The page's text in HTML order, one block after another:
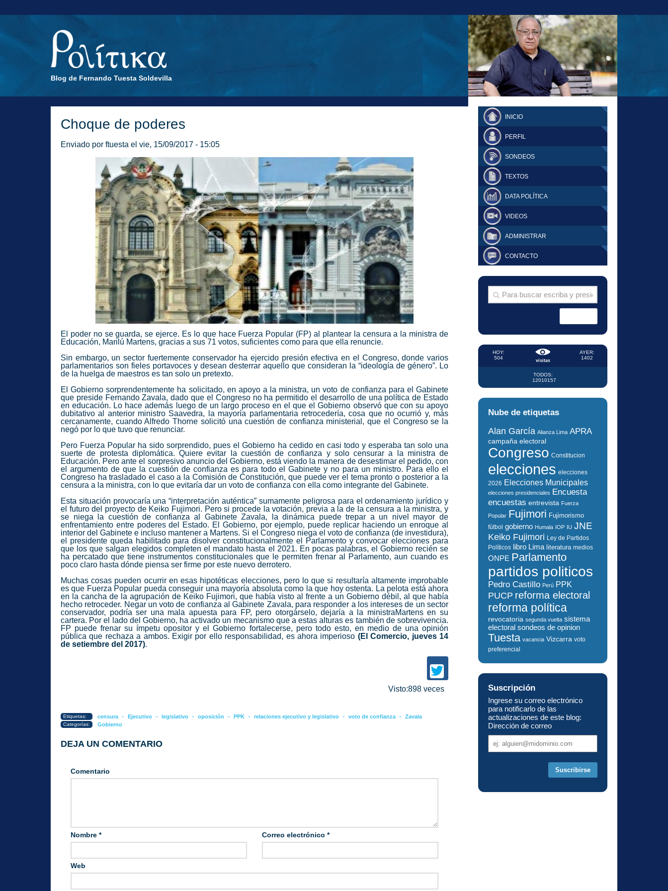
Blog de Fernando Tuesta Soldevilla
FERNANDO TUESTA SUPLEMENTO
DOMINGO
Choque de poderes
Enviado por ftuesta el vie, 15/09/2017 - 15:05
El poder no se guarda, se ejerce. Es lo que hace Fuerza Popular (FP) al plantear la censura a la ministra de
Educación, Marilú Martens, gracias a sus 71 votos, suficientes como para que ella renuncie.
Sin embargo, un sector fuertemente conservador ha ejercido presión efectiva en el Congreso, donde varios
parlamentarios son fieles portavoces y desean desterrar aquello que consideran la “ideología de género”. Lo
de la huelga de maestros es tan solo un pretexto.
El Gobierno sorprendentemente ha solicitado, en apoyo a la ministra, un voto de confianza para el Gabinete
que preside Fernando Zavala, dado que el Congreso no ha permitido el desarrollo de una política de Estado
en educación. Lo hace además luego de un largo proceso en el que el Gobierno observó que con su apoyo
dubitativo al anterior ministro Saavedra, la mayoría parlamentaria retrocedería, cosa que no ocurrió y, más
cercanamente, cuando Alfredo Thorne solicitó una cuestión de confianza ministerial, que el Congreso se la
negó por lo que tuvo que renunciar.
Pero Fuerza Popular ha sido sorprendido, pues el Gobierno ha cedido en casi todo y esperaba tan solo una
suerte de protesta diplomática. Quiere evitar la cuestión de confianza y solo censurar a la ministra de
Educación. Pero ante el sorpresivo anuncio del Gobierno, está viendo la manera de desestimar el pedido, con
el argumento de que la cuestión de confianza es para todo el Gabinete y no para un ministro. Para ello el
Congreso ha trasladado el caso a la Comisión de Constitución, que puede ver el tema pronto o posterior a la
censura a la ministra, con lo que evitaría dar un voto de confianza con ella como integrante del Gabinete.
Esta situación provocaría una “interpretación auténtica” sumamente peligrosa para el ordenamiento jurídico y
el futuro del proyecto de Keiko Fujimori. Pero si procede la votación, previa a la de la censura a la ministra, y
se niega la cuestión de confianza al Gabinete Zavala, la dinámica puede trepar a un nivel mayor de
enfrentamiento entre poderes del Estado. El Gobierno, por ejemplo, puede replicar haciendo un enroque al
interior del Gabinete e incluso mantener a Martens. Si el Congreso niega el voto de confianza (de investidura),
el presidente queda habilitado para disolver constitucionalmente el Parlamento y convocar elecciones para
que los que salgan elegidos completen el mandato hasta el 2021. En pocas palabras, el Gobierno recién se
ha percatado que tiene instrumentos constitucionales que le permiten frenar al Parlamento, aun cuando es
poco claro hasta dónde piensa ser firme por este nuevo derrotero.
Muchas cosas pueden ocurrir en esas hipotéticas elecciones, pero lo que si resultaría altamente improbable
es que Fuerza Popular pueda conseguir una mayoría absoluta como la que hoy ostenta. La pelota está ahora
en la cancha de la agrupación de Keiko Fujimori, que había visto al frente a un Gobierno débil, al que había
hecho retroceder. Negar un voto de confianza al Gabinete Zavala, para responder a los intereses de un sector
conservador, podría ser una mala apuesta para FP, pero otorgárselo, dejaría a la ministraMartensen su
cartera. Por el lado del Gobierno, ha activado un mecanismo que a estas alturas es también de sobrevivencia.
FP puede frenar su ímpetu opositor y el Gobierno fortalecerse, pero todo esto, en medio de una opinión
pública que rechaza a ambos. Exigir por ello responsabilidad, es ahora imperioso (El Comercio, jueves 14
de setiembre del 2017).
Visto:898 veces
Etiquetas: censura - Ejecutivo - legislativo - oposición - PPK - relaciones ejecutivo y legislativo - voto de confianza - Zavala
Categorías: Gobierno
DEJA UN COMENTARIO
Comentario
Nombre * Correo electrónico *
Web
INICIO
PERFIL
SONDEOS
TEXTOS
DATA POLÍTICA
VIDEOS
ADMINISTRAR
CONTACTO
visitas
HOY:
504
AYER:
1402
TODOS:
12010157
Nube de etiquetas
Alan García Alianza Lima APRA
campaña electoral
Congreso Constitucion
elecciones elecciones
2026 Elecciones Municipales
elecciones presidenciales Encuesta
encuestas entrevista Fuerza
Popular Fujimori Fujimorismo
fútbol gobierno Humala IOP IU JNE
Keiko Fujimori Ley de Partidos
Políticos libro Lima literatura medios
ONPE Parlamento
partidos politicos
Pedro Castillo Perú PPK
PUCP reforma electoral
reforma política
revocatoria segunda vuelta sistema
electoral sondeos de opinion
Tuesta vacancia Vizcarra voto
preferencial
Suscripción
Ingrese su correo electrónico
para notificarlo de las
actualizaciones de este blog:
Dirección de correo
de